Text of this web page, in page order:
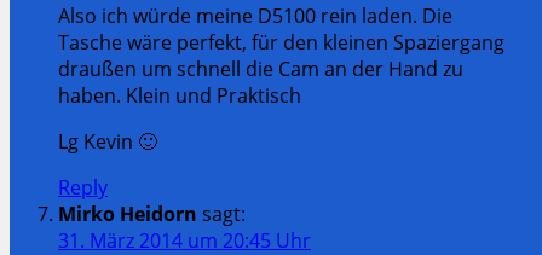
Also ich würde meine D5100 rein laden. Die
Tasche wäre perfekt, für den kleinen Spaziergang
draußen um schnell die Cam an der Hand zu
haben. Klein und Praktisch
Lg Kevin 🙂
Reply
Mirko Heidorn sagt:
31. März 2014 um 20:45 Uhr